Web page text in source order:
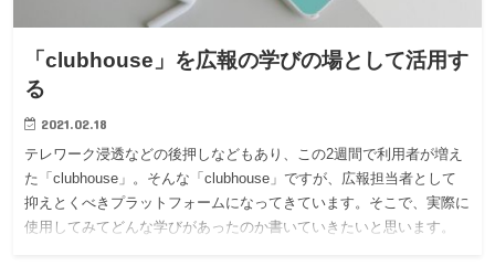
「clubhouse」を広報の学びの場として活用す
る
2021.02.18
テレワーク浸透などの後押しなどもあり、この2週間で利用者が増え
た「clubhouse」。そんな「clubhouse」ですが、広報担当者として
抑えとくべきプラットフォームになってきています。そこで、実際に
使用してみてどんな学びがあったのか書いていきたいと思います。